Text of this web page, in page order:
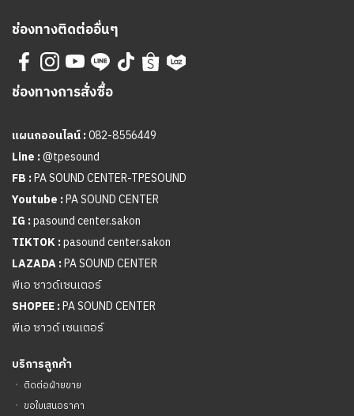
ช่องทางติดต่ออื่นๆ
ช่องทางการสั่งซื้อ
แผนกออนไลน์ :082-8556449
Line :@tpesound
FB :PA SOUND CENTER-TPESOUND
Youtube :PA SOUND CENTER
IG :pasound center.sakon
TIKTOK :pasound center.sakon
LAZADA :PA SOUND CENTER
พีเอ ซาวด์เซนเตอร์
SHOPEE :PA SOUND CENTER
พีเอ ซาวด์ เซนเตอร์
บริการลูกค้า
ㆍ ติดต่อฝ่ายขาย
ㆍ ขอใบเสนอราคา